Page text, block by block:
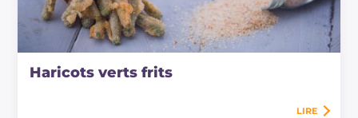
Haricots verts frits
LIRE